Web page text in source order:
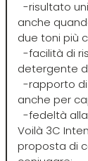
-risultato
anche
due toni più
-facilità di
detergente
-rapporto di
anche per
-fedeltà
Voilà 3C
proposta di